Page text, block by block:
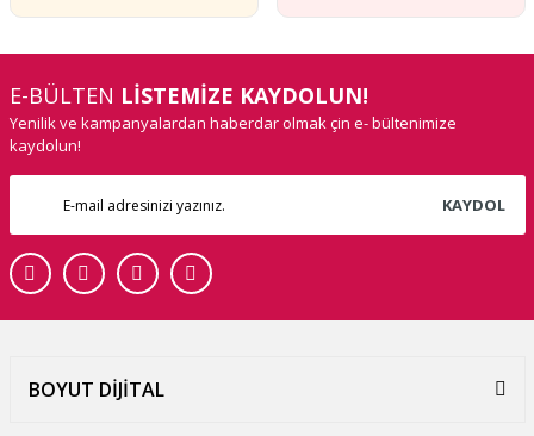
E-BÜLTEN LİSTEMİZE KAYDOLUN!
Yenilik ve kampanyalardan haberdar olmak çin e- bültenimize
kaydolun!
KAYDOL
BOYUT DİJİTAL